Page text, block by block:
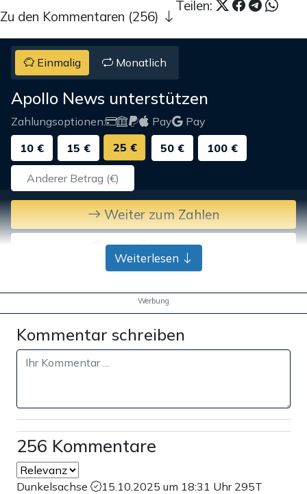
Teilen:
Zu den Kommentaren (256)
Einmalig Monatlich
Apollo News unterstützen
Zahlungsoptionen: Pay
Pay
10 €
15 € 25 € 50 € 100 €
Weiter zum Zahlen
Bank-Überweisung
Weiterlesen
Werbung
Kommentar schreiben
256 Kommentare
Dunkelsachse 15.10.2025 um 18:31 Uhr 295T